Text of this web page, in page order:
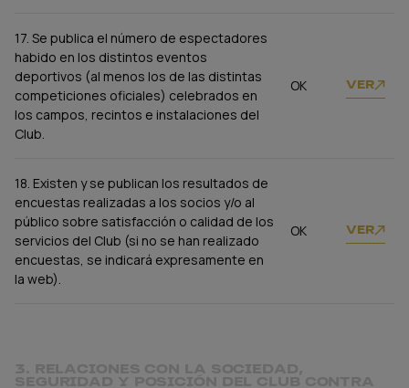
17. Se publica el número de espectadores
habido en los distintos eventos
deportivos (al menos los de las distintas
competiciones oficiales) celebrados en
los campos, recintos e instalaciones del
Club.
OK VER
18. Existen y se publican los resultados de
encuestas realizadas a los socios y/o al
público sobre satisfacción o calidad de los
servicios del Club (si no se han realizado
encuestas, se indicará expresamente en
la web).
OK VER